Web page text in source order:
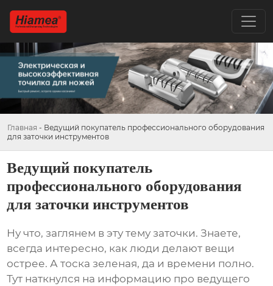
Главная - Ведущий покупатель профессионального оборудования
для заточки инструментов
Ведущий покупатель
профессионального оборудования
для заточки инструментов
Ну что, заглянем в эту тему заточки. Знаете,
всегда интересно, как люди делают вещи
острее. А тоска зеленая, да и времени полно.
Тут наткнулся на информацию про ведущего